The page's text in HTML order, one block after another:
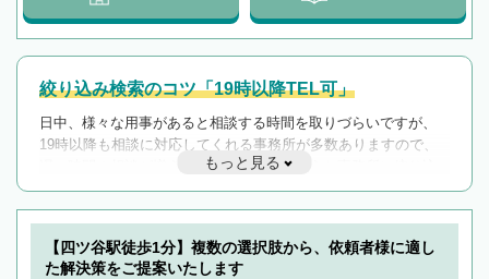
絞り込み検索のコツ「19時以降TEL可」
日中、様々な用事があると相談する時間を取りづらいですが、
19時以降も相談に対応してくれる事務所が多数ありますので、
遅い時間の相談が増えそうな場合はそのような事務所に絞り込
んで検索してみましょう。
19時以降TEL可の条件
を加えて再検索
もっと見る
【四ツ谷駅徒歩1分】複数の選択肢から、依頼者様に適し
た解決策をご提案いたします